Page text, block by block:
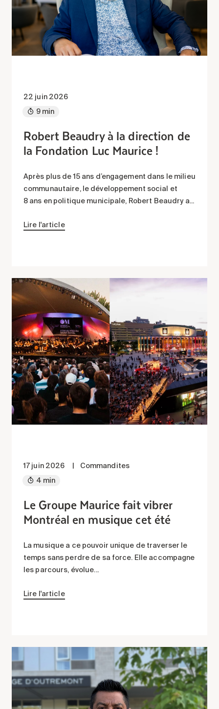
22 juin 2026
9 min
Robert Beaudry à la direction de
la Fondation Luc Maurice !
Après plus de 15 ans d’engagement dans le milieu
communautaire, le développement social et
8 ans en politique municipale, Robert Beaudry a...
Lire l'article
17 juin 2026
Commandites
4 min
Le Groupe Maurice fait vibrer
Montréal en musique cet été
La musique a ce pouvoir unique de traverser le
temps sans perdre de sa force. Elle accompagne
les parcours, évolue...
Lire l'article